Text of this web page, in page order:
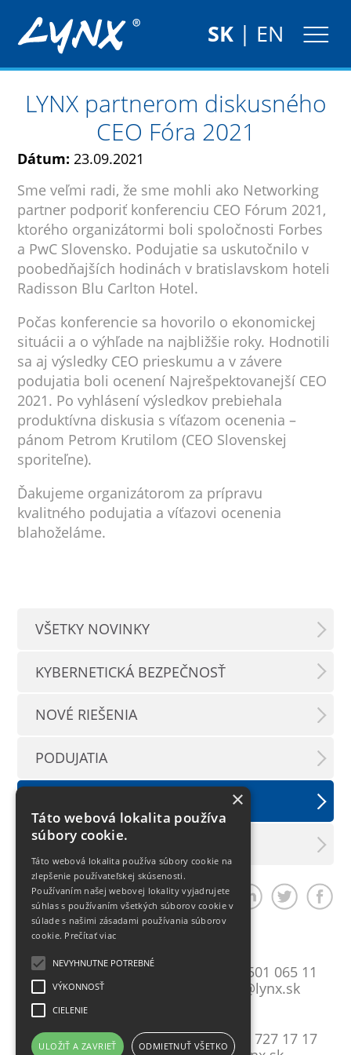
SK| EN
LYNX partnerom diskusného
CEO Fóra 2021
Dátum: 23.09.2021
Sme veľmi radi, že sme mohli ako Networking
partner podporiť konferenciu CEO Fórum 2021,
ktorého organizátormi boli spoločnosti Forbes
a PwC Slovensko. Podujatie sa uskutočnilo v
poobedňajších hodinách v bratislavskom hoteli
Radisson Blu Carlton Hotel.
Počas konferencie sa hovorilo o ekonomickej
situácii a o výhľade na najbližšie roky. Hodnotili
sa aj výsledky CEO prieskumu a v závere
podujatia boli ocenení Najrešpektovanejší CEO
2021. Po vyhlásení výsledkov prebiehala
produktívna diskusia s víťazom ocenenia –
pánom Petrom Krutilom (CEO Slovenskej
sporiteľne).
Ďakujeme organizátorom za prípravu
kvalitného podujatia a víťazovi ocenenia
blahoželáme.
VŠETKY NOVINKY
KYBERNETICKÁ BEZPEČNOSŤ
NOVÉ RIEŠENIA
PODUJATIA
LX INFORMAČNÝ SERVIS
Zdieľať článok
Bratislava
Mlynské Nivy 10
821 09 Bratislava
+421 2 501 065 11
lynxba@lynx.sk
Košice
Gavlovičova 9
T:+421 55 727 17 17
×
Táto webová lokalita používa
súbory cookie.
Táto webová lokalita používa súbory cookie na
zlepšenie používateľskej skúsenosti.
Používaním našej webovej lokality vyjadrujete
súhlas s používaním všetkých súborov cookie v
súlade s našimi zásadami používania súborov
cookie. Prečítať viac
NEVYHNUTNE POTREBNÉ
VÝKONNOSŤ
CIELENIE
ULOŽIŤ A ZAVRIEŤ ODMIETNUŤ VŠETKO